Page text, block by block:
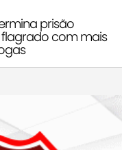
prisão
com mais